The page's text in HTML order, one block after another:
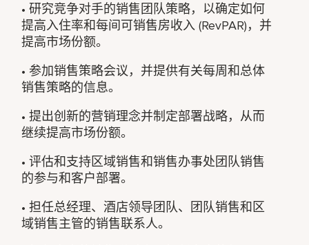
• 研究竞争对手的销售团队策略，以确定如何
提高入住率和每间可销售房收入 (RevPAR)，并
提高市场份额。
• 参加销售策略会议，并提供有关每周和总体
销售策略的信息。
• 提出创新的营销理念并制定部署战略，从而
继续提高市场份额。
• 评估和支持区域销售和销售办事处团队销售
的参与和客户部署。
• 担任总经理、酒店领导团队、团队销售和区
域销售主管的销售联系人。